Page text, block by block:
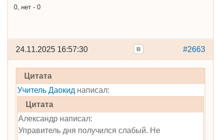
0, нет - 0
#2663
24.11.2025 16:57:30
Цитата
Учитель Даокид написал:
Цитата
Александр написал:
Управитель дня получился слабый. Не